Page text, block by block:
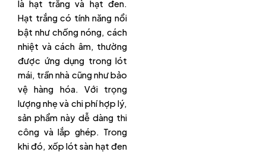
là hạt trắng và hạt đen.
Hạt trắng có tính năng nổi
bật như chống nóng, cách
nhiệt và cách âm, thường
được ứng dụng trong lót
mái, trần nhà cũng như bảo
vệ hàng hóa. Với trọng
lượng nhẹ và chi phí hợp lý,
sản phẩm này dễ dàng thi
công và lắp ghép. Trong
khi đó, xốp lót sàn hạt đen